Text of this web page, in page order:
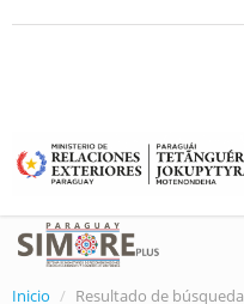
Inicio Resultado de búsqueda